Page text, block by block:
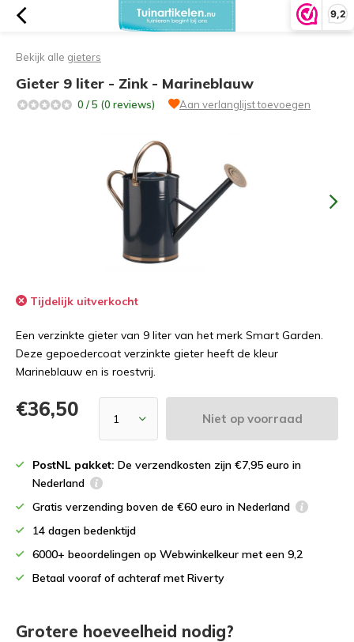
9,2
Bekijk alle gieters
Gieter 9 liter - Zink - Marineblauw
0 / 5 (0 reviews) Aan verlanglijst toevoegen
Tijdelijk uitverkocht
Een verzinkte gieter van 9 liter van het merk Smart Garden.
Deze gepoedercoat verzinkte gieter heeft de kleur
Marineblauw en is roestvrij.
€36,50 Niet op voorraad
PostNL pakket: De verzendkosten zijn €7,95 euro in
Nederland
Gratis verzending boven de €60 euro in Nederland
14 dagen bedenktijd
6000+ beoordelingen op Webwinkelkeur met een 9,2
Betaal vooraf of achteraf met Riverty
Grotere hoeveelheid nodig?